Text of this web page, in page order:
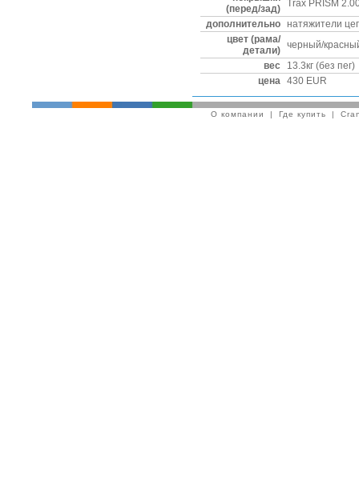
(перед/зад) Trax PRISM
дополнительно натяжители
цвет (рама/
детали) черный/
вес
13.3кг (без пег)
цена 430 EUR
О компании | Где купить |